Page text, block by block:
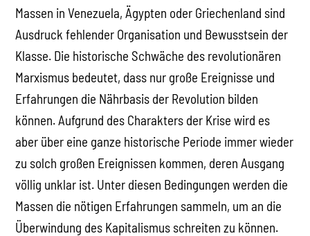
Massen in Venezuela, Ägypten oder Griechenland sind
Ausdruck fehlender Organisation und Bewusstsein der
Klasse. Die historische Schwäche des revolutionären
Marxismus bedeutet, dass nur große Ereignisse und
Erfahrungen die Nährbasis der Revolution bilden
können. Aufgrund des Charakters der Krise wird es
aber über eine ganze historische Periode immer wieder
zu solch großen Ereignissen kommen, deren Ausgang
völlig unklar ist. Unter diesen Bedingungen werden die
Massen die nötigen Erfahrungen sammeln, um an die
Überwindung des Kapitalismus schreiten zu können.